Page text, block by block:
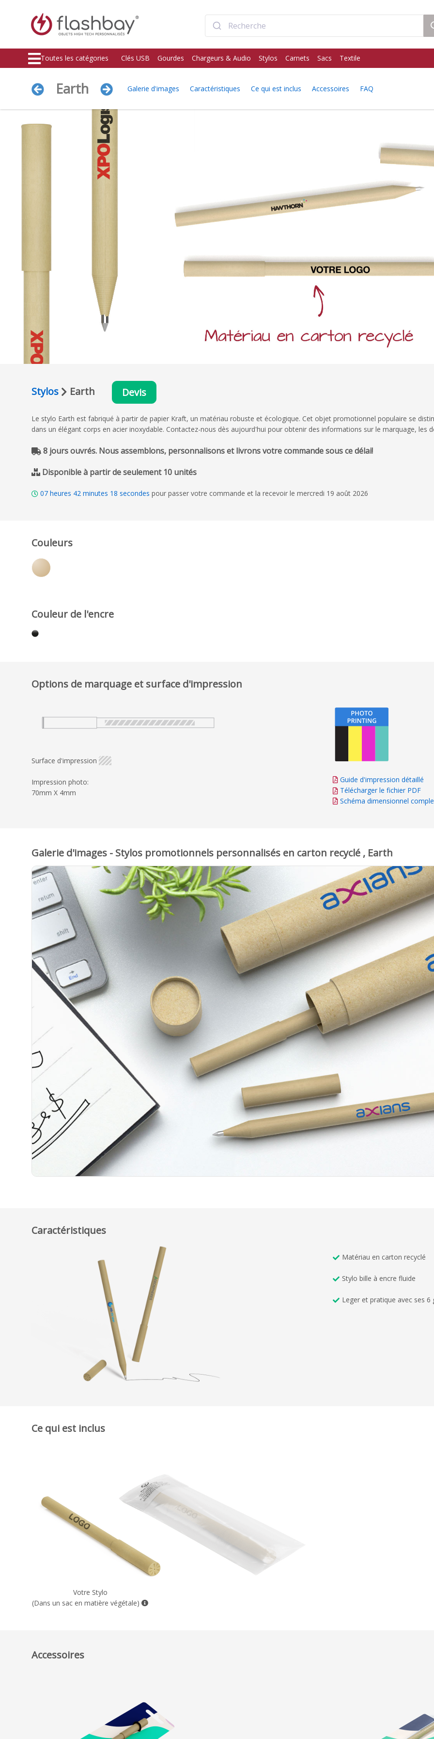
Toutes les catégories Clés USB Gourdes Chargeurs & Audio Stylos Carnets Sacs Textile
Earth Galerie d'images Caractéristiques Ce qui est inclus Accessoires FAQ
Stylos Earth Devis
Le stylo Earth est fabriqué à partir de papier Kraft, un matériau robuste et écologique. Cet objet promotionnel populaire se
dans un élégant corps en acier inoxydable. Contactez-nous dès aujourd'hui pour obtenir des informations sur le marquage, les
8 jours ouvrés. Nous assemblons, personnalisons et livrons votre commande sous ce délai!
Disponible à partir de seulement 10 unités
07 heures 42 minutes 17 secondes pour passer votre commande et la recevoir le mercredi 19 août 2026
Couleurs
Couleur de l'encre
Options de marquage et surface d'impression
Surface d'impression
Impression photo:
70mm X 4mm
Guide d'impression détaillé
Télécharger le fichier PDF
Schéma dimensionnel
Galerie d'images - Stylos promotionnels personnalisés en carton recyclé , Earth
Caractéristiques
Matériau en carton recyclé
Stylo bille à encre fluide
Leger et pratique avec ses 6
Ce qui est inclus
Votre Stylo
(Dans un sac en matière végétale)
Accessoires